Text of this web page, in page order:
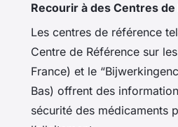
Recourir à des Centres
Les centres de référence
Centre de Référence sur
France) et le
Bas) offrent des
sécurité des médicaments